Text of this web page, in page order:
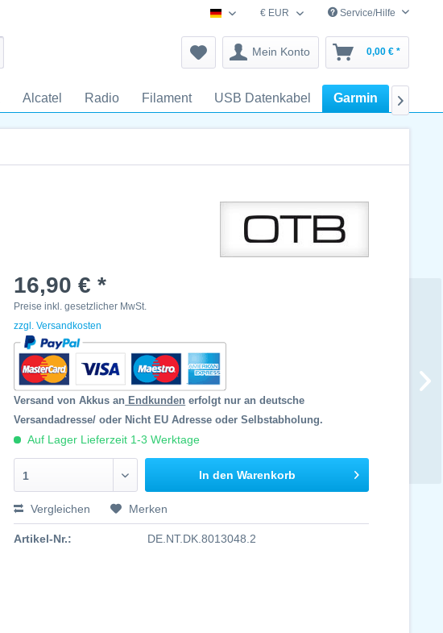
schnurlostelefon-zubehoer.de
€ EUR Service/Hilfe
Mein Konto 0,00 € *
Alcatel Radio Filament USB Datenkabel Garmin Somfy

16,90 € *
Preise inkl. gesetzlicher MwSt.
zzgl. Versandkosten
Versand von Akkus an Endkunden erfolgt nur an deutsche
Versandadresse/ oder Nicht EU Adresse oder Selbstabholung.
Auf Lager Lieferzeit 1-3 Werktage
1 In den Warenkorb
Vergleichen Merken
Artikel-Nr.: DE.NT.DK.8013048.2